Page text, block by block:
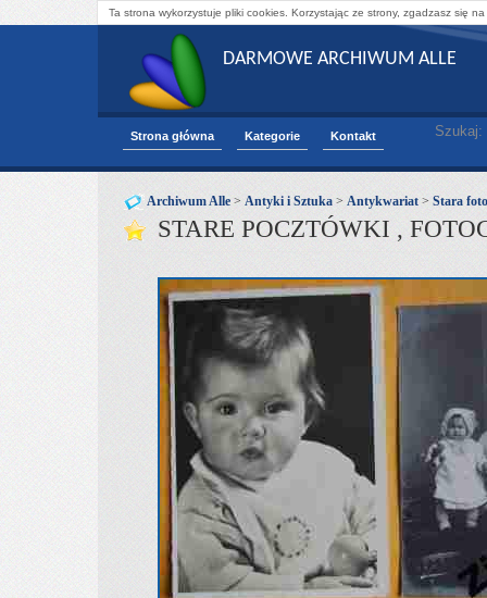
Ta strona wykorzystuje pliki cookies. Korzystając ze strony, zgadzasz się
DARMOWE ARCHIWUM ALLE
Strona główna Kategorie Kontakt Szukaj:
Archiwum Alle > Antyki i Sztuka > Antykwariat > Stara
STARE POCZTÓWKI ,